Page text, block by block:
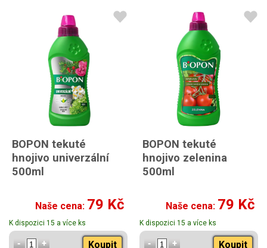
BOPON tekuté
hnojivo univerzální
500ml
Naše cena: 79 Kč
K dispozici 15 a více ks
Koupit
BOPON tekuté
hnojivo zelenina
500ml
Naše cena: 79 Kč
K dispozici 15 a více ks
Koupit